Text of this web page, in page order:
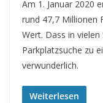
Am 1. Januar 2020
rund 47,7 Millionen
Wert. Dass in
Parkplatzsuche zu
verwunderlich.
Weiterlesen